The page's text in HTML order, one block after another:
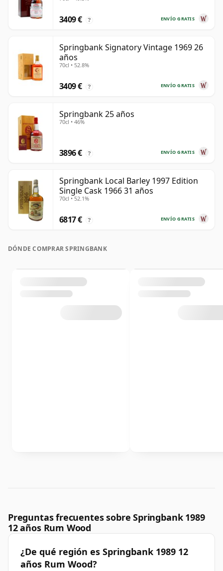
ENVÍO GRATIS
3409 € ?
Springbank Signatory Vintage 1969 26
años
70cl • 52.8%
ENVÍO GRATIS
3409 € ?
Springbank 25 años
70cl • 46%
ENVÍO GRATIS
3896 € ?
Springbank Local Barley 1997 Edition
Single Cask 1966 31 años
70cl • 52.1%
ENVÍO GRATIS
6817 € ?
DÓNDE COMPRAR SPRINGBANK
Preguntas frecuentes sobre Springbank 1989
12 años Rum Wood
¿De qué región es Springbank 1989 12
años Rum Wood?